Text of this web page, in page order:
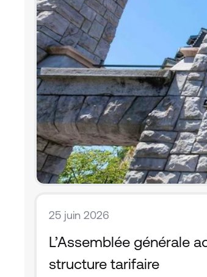
25 juin 2026
L’Assemblée générale
structure tarifaire